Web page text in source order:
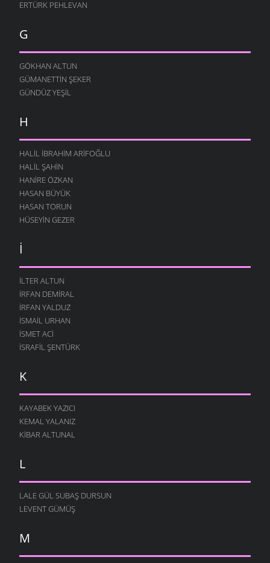
ERTÜRK PEHLEVAN
G
GÖKHAN ALTUN
GÜMANETTIN ŞEKER
GÜNDÜZ YEŞIL
H
HALIL İBRAHIM ARIFOĞLU
HALIL ŞAHIN
HANIRE ÖZKAN
HASAN BÜYÜK
HASAN TORUN
HÜSEYIN GEZER
İ
ILTER ALTUN
İRFAN DEMIRAL
İRFAN YALDUZ
İSMAIL URHAN
İSMET ACI
İSRAFIL ŞENTÜRK
K
KAYABEK YAZICI
KEMAL YALANIZ
KIBAR ALTUNAL
L
LALE GÜL SUBAŞ DURSUN
LEVENT GÜMÜŞ
M